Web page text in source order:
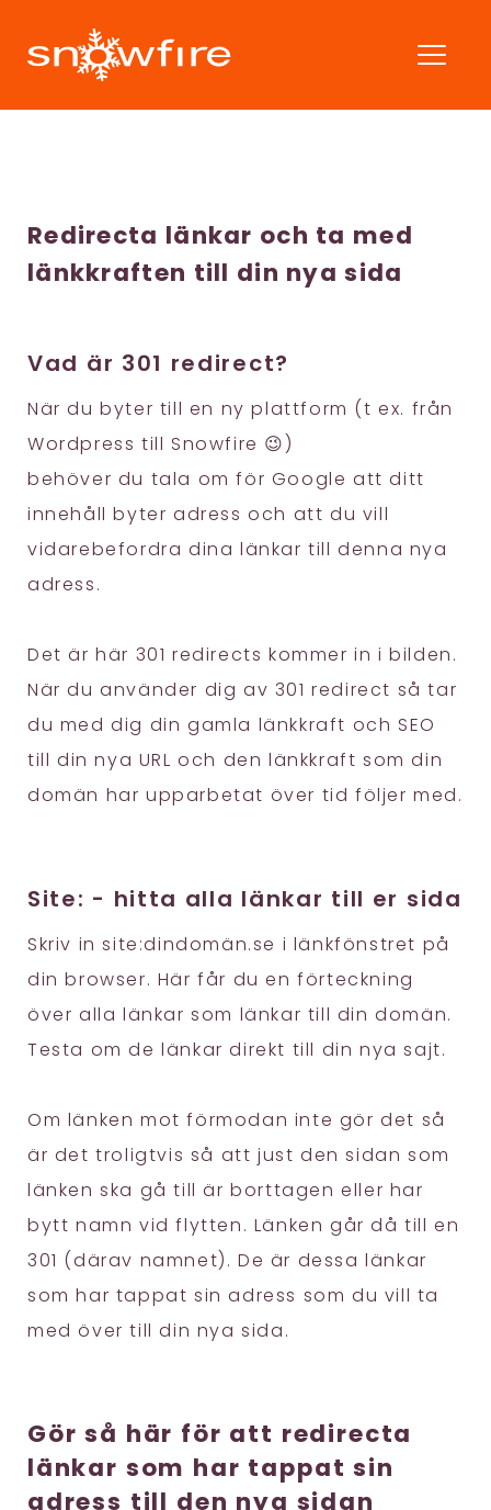
Redirecta länkar och ta med
länkkraften till din nya sida
Vad är 301 redirect?
När du byter till en ny plattform (t ex. från
Wordpress till Snowfire 😉)
behöver du tala om för Google att ditt
innehåll byter adress och att du vill
vidarebefordra dina länkar till denna nya
adress.
Det är här 301 redirects kommer in i bilden.
När du använder dig av 301 redirect så tar
du med dig din gamla länkkraft och SEO
till din nya URL och den länkkraft som din
domän har upparbetat över tid följer med.
Site: - hitta alla länkar till er sida
Skriv in site:dindomän.se i länkfönstret på
din browser. Här får du en förteckning
över alla länkar som länkar till din domän.
Testa om de länkar direkt till din nya sajt.
Om länken mot förmodan inte gör det så
är det troligtvis så att just den sidan som
länken ska gå till är borttagen eller har
bytt namn vid flytten. Länken går då till en
301 (därav namnet). De är dessa länkar
som har tappat sin adress som du vill ta
med över till din nya sida.
Gör så här för att redirecta
länkar som har tappat sin
adress till den nya sidan